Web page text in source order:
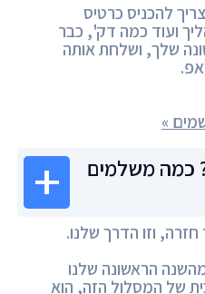
להכניס כרטיס
ועוד כמה דק', כבר
שלך, ושלחת אותה
»
כמה משלמים
וזו הדרך שלנו.
מהשנה הראשונה שלנו
של המסלול הזה, הוא